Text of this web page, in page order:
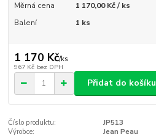
Měrná cena
1 170,00 Kč / ks
Balení
1 ks
1 170 Kč/ks
967 Kč bez DPH
Přidat do košíku
Číslo produktu:
JP513
Výrobce:
Jean Peau